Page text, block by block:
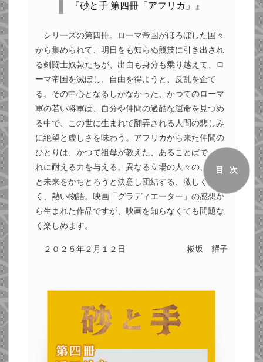
『砂と手 第四冊「アフリカ」』
シリーズの第四冊。ローマ帝国がほろぼした国々
から集められて、明日をも知らぬ競技に引き出され
る剣闘士奴隷たちが、出自も身分も乗り越えて、ロ
ーマ帝国を滅ぼし、自由を得ようと、反乱を企て
る。その中心となるしかなかった、かつてのローマ
軍の若い将軍は、自分や仲間の過酷な運命を見つめ
る中で、この世に生まれて翻弄される人間の悲しみ
に絶望と虚しさを味わう。アフリカから来た仲間の
ひとりは、かつて祖母が教えた、あることばで、そ
れに耐える力を与える。異なる立場の人々の、誇り
と未来をかちとろうと決意し団結する、激しく力強
く、熱い物語。映画「グラディエーター」の感想か
ら生まれた作品ですが、映画を知らなくても問題な
く楽しめます。
２０２５年２月１２日 板坂 耀子
目次